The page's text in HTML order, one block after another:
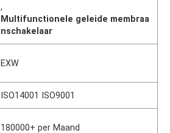
,
Multifunctionele geleide membraa
nschakelaar
EXW
ISO14001 ISO9001
180000+ per Maand